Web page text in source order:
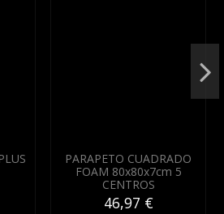
PARAPETO CUADRADO
FOAM 80x80x7cm 5
CENTROS
46,97 €